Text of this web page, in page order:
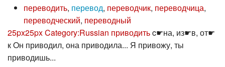
переводить, перевод, переводчик, переводчица,
переводческий, переводный
25px25pxCategory:Russian приводитьc☛на, из☛в, от☛
к Oн приводил, она приводила... Я привожу, ты
приводишь...